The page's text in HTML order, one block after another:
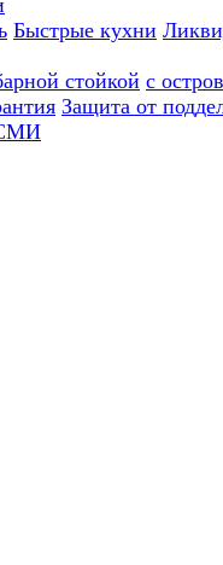
Быстрые кухни
стойкой с
Защита от